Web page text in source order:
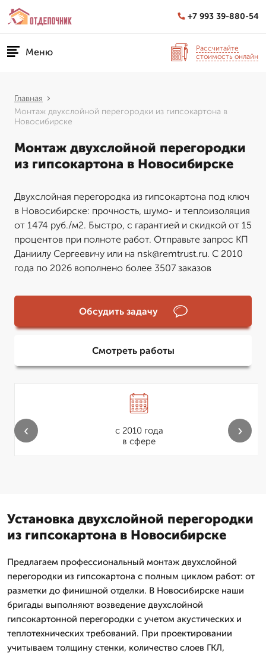
+7 993 39-880-54
Меню
Рассчитайте
стоимость онлайн
Главная
Монтаж двухслойной перегородки из гипсокартона в
Новосибирске
Монтаж двухслойной перегородки
из гипсокартона в Новосибирске
Двухслойная перегородка из гипсокартона под ключ
в Новосибирске: прочность, шумо- и теплоизоляция
от 1474 руб./м2. Быстро, с гарантией и скидкой от 15
процентов при полноте работ. Отправьте запрос КП
Даниилу Сергеевичу или на nsk@remtrust.ru. С 2010
года по 2026 вополнено более 3507 заказов
Обсудить задачу
Смотреть работы
с 2010 года
в сфере
‹ ›
Установка двухслойной перегородки
из гипсокартона в Новосибирске
Предлагаем профессиональный монтаж двухслойной
перегородки из гипсокартона с полным циклом работ: от
разметки до финишной отделки. В Новосибирске наши
бригады выполняют возведение двухслойной
гипсокартонной перегородки с учетом акустических и
теплотехнических требований. При проектировании
учитываем толщину стенки, количество слоев ГКЛ,